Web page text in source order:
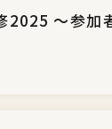
2025 ～参